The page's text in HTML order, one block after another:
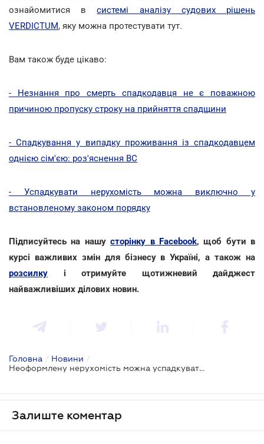
ознайомитися всистемі аналізу судових рішень
VERDICTUM, яку можна протестувати тут.
Вам також буде цікаво:
- Незнання про смерть спадкодавця не є поважною
причиною пропуску строку на прийняття спадщини
- Спадкування у випадку проживання із спадкодавцем
однією сім'єю: роз'яснення ВС
- Успадкувати нерухомість можна виключно у
встановленому законом порядку
Підписуйтесь на нашусторінку в Facebook, щоб бути в
курсі важливих змін для бізнесу в Україні, а також на
розсилку і отримуйте щотижневий дайджест
найважливіших ділових новин.
Головна / Новини /
Неоформлену нерухомість можна успадкувати: рішення ВС
Залиште коментар